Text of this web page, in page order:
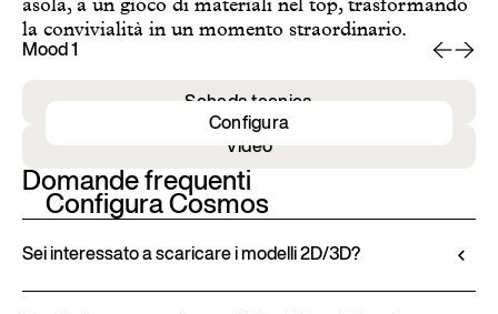
asola, a un gioco di materiali nel top, trasformando
la convivialità in un momento straordinario.
Mood 1
Scheda tecnica
Video
Configura Cosmos
Configura
Domande frequenti
Sei interessato a scaricare i modelli 2D/3D?